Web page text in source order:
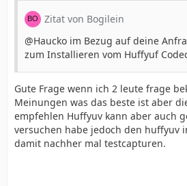
Zitat von Bogilein
@Haucko im Bezug auf deine
zum Installieren vom Huffyuf
Gute Frage wenn ich 2 leute frage
Meinungen was das beste ist aber
empfehlen Huffyuv kann aber auch
versuchen habe jedoch den huffyuv
damit nachher mal testcapturen.